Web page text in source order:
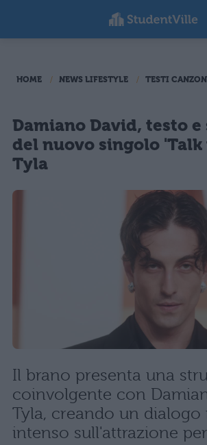
HOME NEWS LIFESTYLE TESTI
Damiano David, testo
del nuovo singolo 'Talk
Tyla
Il brano presenta una
coinvolgente con
Tyla, creando un dialogo
intenso sull'attrazione